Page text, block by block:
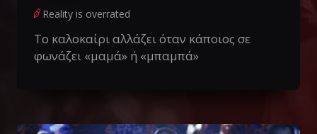
Reality is overrated
Το καλοκαίρι αλλάζει όταν κάποιος σε
φωνάζει «μαμά» ή «μπαμπά»